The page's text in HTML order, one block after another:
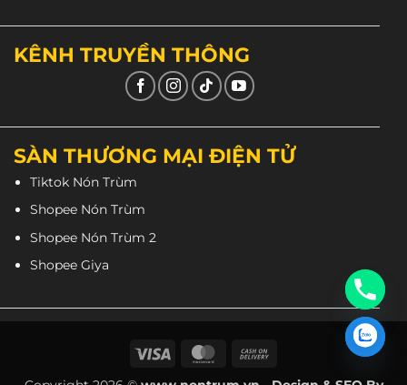
KÊNH TRUYỀN THÔNG
SÀN THƯƠNG MẠI ĐIỆN TỬ
Tiktok Nón Trùm
Shopee Nón Trùm
Shopee Nón Trùm 2
Shopee Giya
Visa MasterCard